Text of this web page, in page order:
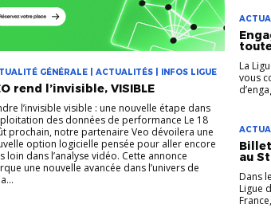
GÉNÉRALE | ACTUALITÉS | INFOS LIGUE
rend l’invisible, VISIBLE
l’invisible visible : une nouvelle étape dans
des données de performance Le 18
prochain, notre partenaire Veo dévoilera une
option logicielle pensée pour aller encore
loin dans l’analyse vidéo. Cette annonce
une nouvelle avancée dans l’univers de
La
vous
au
Dans
Ligue